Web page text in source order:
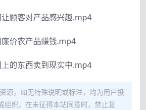
顾客对产品感兴趣.mp4
价农产品赚钱.mp4
的东西卖到现实中.mp4
源，如无特殊说明或标注，均为用户投
组织，在未征得本站同意时，禁止复